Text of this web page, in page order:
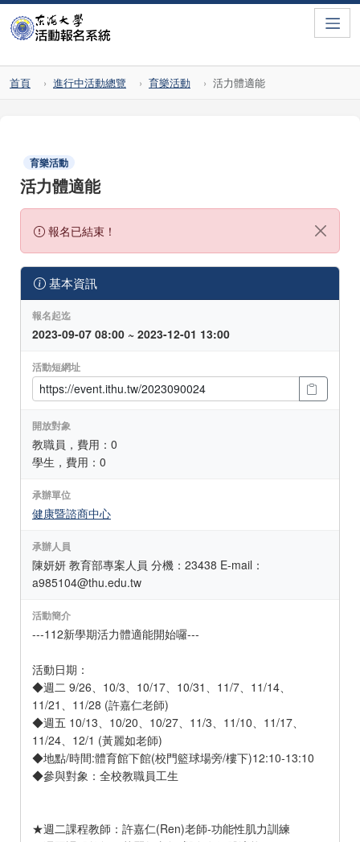
首頁 進行中活動總覽 育樂活動 活力體適能
育樂活動
活力體適能
報名已結束！
基本資訊
報名起迄
2023-09-07 08:00 ~ 2023-12-01 13:00
活動短網址
開放對象
教職員，費用：0
學生，費用：0
承辦單位
健康暨諮商中心
承辦人員
陳妍妍 教育部專案人員 分機：23438 E-mail：
a985104@thu.edu.tw
活動簡介
---112新學期活力體適能開始囉---
活動日期：
◆週二 9/26、10/3、10/17、10/31、11/7、11/14、
11/21、11/28 (許嘉仁老師)
◆週五 10/13、10/20、10/27、11/3、11/10、11/17、
11/24、12/1 (黃麗如老師)
◆地點/時間:體育館下館(校門籃球場旁/樓下)12:10-13:10
◆參與對象：全校教職員工生
★週二課程教師：許嘉仁(Ren)老師-功能性肌力訓練